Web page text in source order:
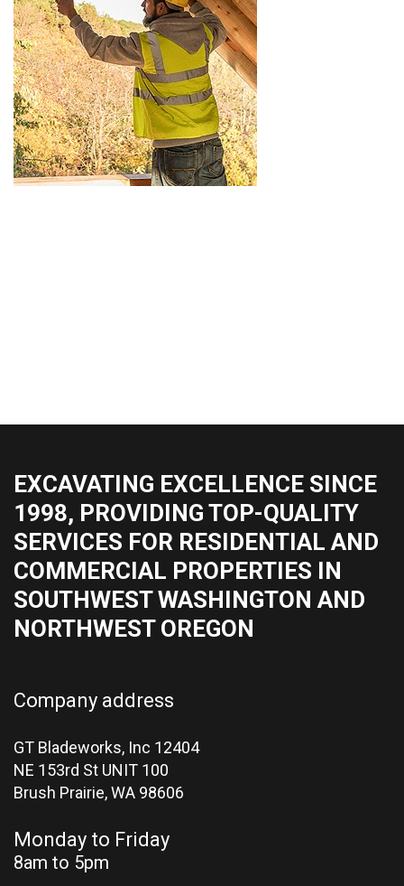
EXCAVATING EXCELLENCE SINCE
1998, PROVIDING TOP-QUALITY
SERVICES FOR RESIDENTIAL AND
COMMERCIAL PROPERTIES IN
SOUTHWEST WASHINGTON AND
NORTHWEST OREGON
Company address
GT Bladeworks, Inc 12404
NE 153rd St UNIT 100
Brush Prairie,WA 98606
Monday to Friday
8am to 5pm